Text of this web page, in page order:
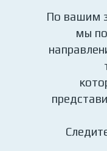
По вашим
мы